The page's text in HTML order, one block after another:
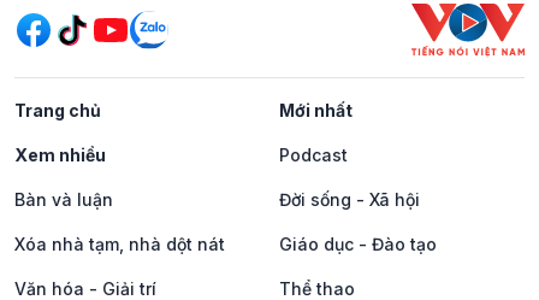
Trang chủ Mới nhất
Xem nhiều Podcast
Bàn và luận Đời sống - Xã hội
Xóa nhà tạm, nhà dột nát Giáo dục - Đào tạo
Văn hóa - Giải trí Thể thao